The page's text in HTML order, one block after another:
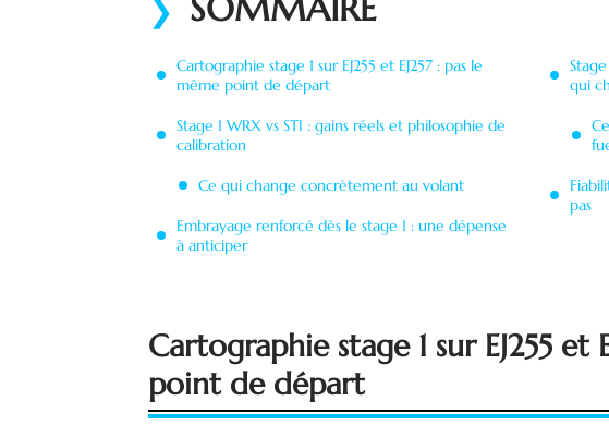
SOMMAIRE
Cartographie stage 1 sur EJ255 et EJ257 : pas le
même point de départ
Stage 1 WRX vs STI : gains réels et philosophie de
calibration
Ce qui change concrètement au volant
Embrayage renforcé dès le stage 1 : une dépense
à anticiper
qui
pas
Cartographie stage 1 sur EJ255 et
point de départ